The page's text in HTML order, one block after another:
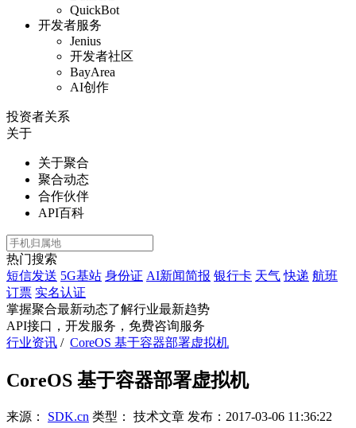
QuickBot
开发者服务
Jenius
开发者社区
BayArea
AI创作
投资者关系
关于
关于聚合
聚合动态
合作伙伴
API百科
热门搜索
短信发送 5G基站 身份证 AI新闻简报 银行卡 天气 快递 航班
订票 实名认证
掌握聚合最新动态了解行业最新趋势
API接口，开发服务，免费咨询服务
行业资讯 / CoreOS 基于容器部署虚拟机
CoreOS 基于容器部署虚拟机
来源： SDK.cn 类型： 技术文章 发布： 2017-03-06 11:36:22